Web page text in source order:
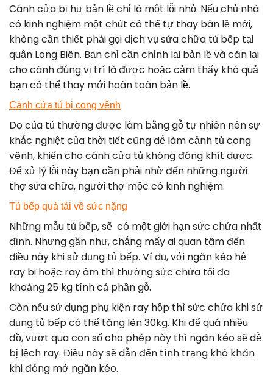
Cánh cửa bị hư bản lề chỉ là một lỗi nhỏ. Nếu chủ nhà
có kinh nghiệm một chút có thể tự thay bàn lề mới,
không cần thiết phải gọi dịch vụ sửa chữa tủ bếp tại
quận Long Biên. Bạn chỉ cần chỉnh lại bản lề và căn lại
cho cánh đúng vị trí là được hoặc cảm thấy khó quả
bạn có thể thay mới hoàn toàn bản lề.
Cánh cửa tủ bị cong vênh
Do của tủ thường được làm bằng gỗ tự nhiên nên sự
khắc nghiệt của thời tiết cũng dễ làm cảnh tủ cong
vênh, khiến cho cánh cửa tủ không đóng khít dược.
Để xử lý lỗi này bạn cần phải nhờ đến những người
thợ sửa chữa, người thợ mộc có kinh nghiệm.
Tủ bếp quá tải về sức nặng
Những mẫu tủ bếp, sẽ có một giới hạn sức chứa nhất
định. Nhưng gần như, chẳng mấy ai quan tâm đến
điều này khi sử dụng tủ bếp. Ví dụ, với ngăn kéo hệ
ray bi hoặc ray âm thì thường sức chứa tối đa
khoảng 25 kg tính cả phần gỗ.
Còn nếu sử dụng phụ kiện ray hộp thì sức chứa khi sử
dụng tủ bếp có thể tăng lên 30kg. Khi để quá nhiều
đồ, vượt qua con số cho phép này thì ngăn kéo sẽ dễ
bị lệch ray. Điều này sẽ dẫn đến tình trạng khó khăn
khi đóng mở ngăn kéo.